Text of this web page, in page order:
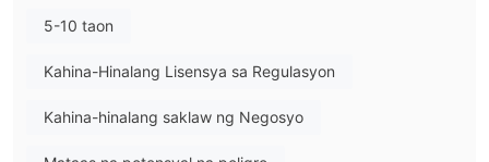
FxBitCapitalay
parehong retail at institutional na kliyente sa mahigit 180 bansa.
Pagkakaiba(CFDs) sa 6 na klase ng asset: Forex, Shares,
5-10 taon
Kahina-Hinalang Lisensya sa Regulasyon
Kahina-hinalang saklaw ng Negosyo